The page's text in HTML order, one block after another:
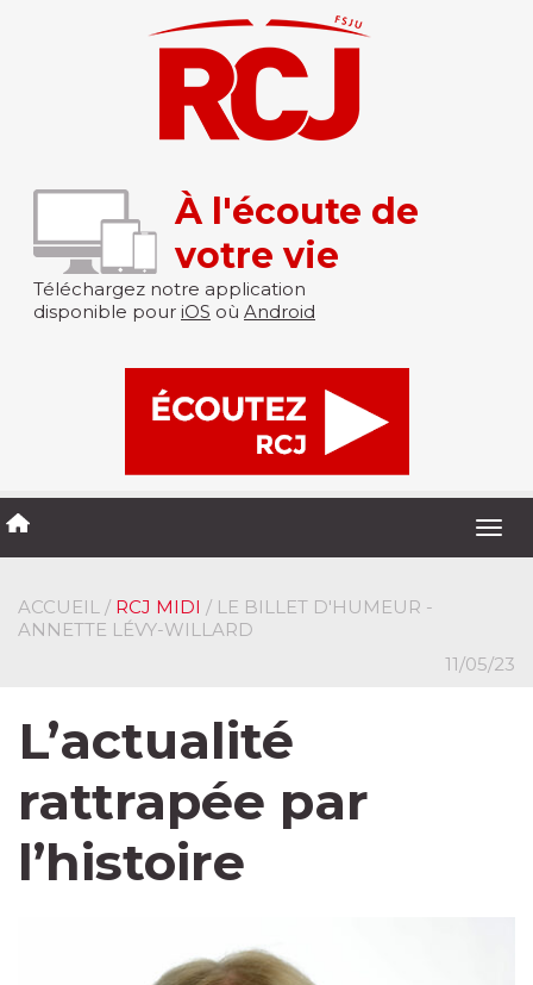
À l'écoute de
votre vie
Téléchargez notre application
disponible pour iOS où Android
ACCUEIL / RCJ MIDI / LE BILLET D'HUMEUR -
ANNETTE LÉVY-WILLARD
11/05/23
L’actualité
rattrapée par
l’histoire